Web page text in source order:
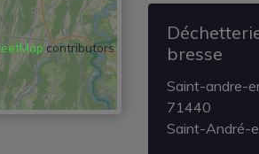
contributors
bresse
Saint-andre-
71440
Saint-André-